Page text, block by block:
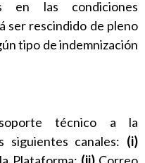
en las condiciones
ser rescindido de pleno
tipo de indemnización
técnico a la
canales: (i)